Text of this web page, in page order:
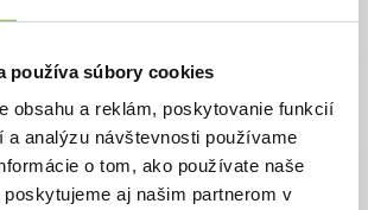
používa súbory cookies
obsahu a reklám, poskytovanie funkcií
a analýzu návštevnosti používame
o tom, ako používate naše
aj našim partnerom v
suma
svoje údaje
vytvorený svoj účet?Prihláste sa